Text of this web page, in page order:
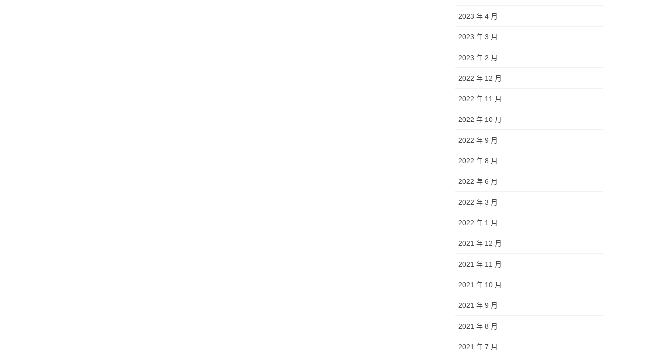
2023 年 4 月
2023 年 3 月
2023 年 2 月
2022 年 12 月
2022 年 11 月
2022 年 10 月
2022 年 9 月
2022 年 8 月
2022 年 6 月
2022 年 3 月
2022 年 1 月
2021 年 12 月
2021 年 11 月
2021 年 10 月
2021 年 9 月
2021 年 8 月
2021 年 7 月